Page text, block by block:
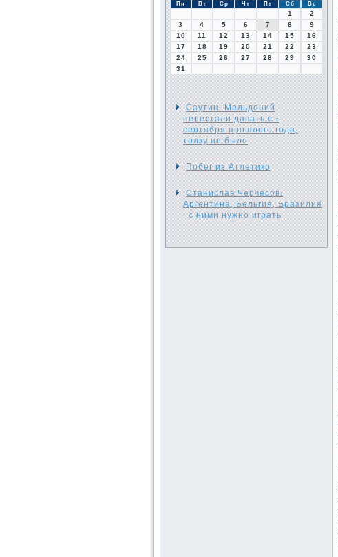
Пн Вт Ср Чт Пт Сб Вс
1
2
3
4 5 6 7 8
9
10
11 12 13 14 15
16
17
18 19 20 21 22
23
24
25 26 27 28 29
30
31
Саутин: Мельдоний
перестали давать с 1
сентября прошлого года,
толку не было
Побег из Атлетико
Станислав Черчесов:
Аргентина, Бельгия, Бразилия
- с ними нужно играть